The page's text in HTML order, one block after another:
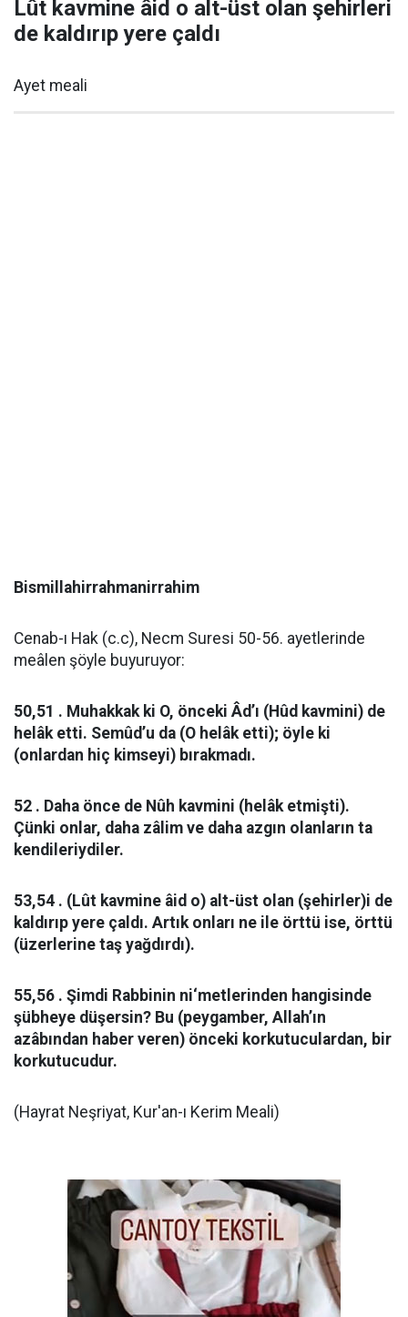
Lût kavmine âid o alt-üst olan şehirleri
de kaldırıp yere çaldı
Ayet meali
Bismillahirrahmanirrahim
Cenab-ı Hak (c.c), Necm Suresi 50-56. ayetlerinde
meâlen şöyle buyuruyor:
50,51 . Muhakkak ki O, önceki Âd’ı (Hûd kavmini) de
helâk etti. Semûd’u da (O helâk etti); öyle ki
(onlardan hiç kimseyi) bırakmadı.
52 . Daha önce de Nûh kavmini (helâk etmişti).
Çünki onlar, daha zâlim ve daha azgın olanların ta
kendileriydiler.
53,54 . (Lût kavmine âid o) alt-üst olan (şehirler)i de
kaldırıp yere çaldı. Artık onları ne ile örttü ise, örttü
(üzerlerine taş yağdırdı).
55,56 . Şimdi Rabbinin ni‘metlerinden hangisinde
şübheye düşersin? Bu (peygamber, Allah’ın
azâbından haber veren) önceki korkutuculardan, bir
korkutucudur.
(Hayrat Neşriyat, Kur'an-ı Kerim Meali)